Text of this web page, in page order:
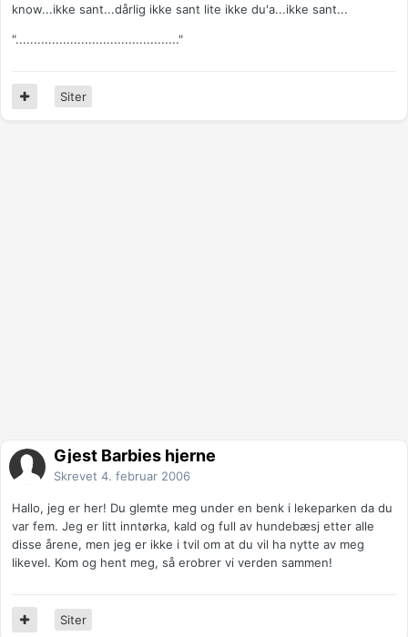
know...ikke sant...dårlig ikke sant lite ikke du'a...ikke sant...
"............................................."
Siter
Gjest Barbies hjerne
Skrevet 4. februar 2006
Hallo, jeg er her! Du glemte meg under en benk i lekeparken da du
var fem. Jeg er litt inntørka, kald og full av hundebæsj etter alle
disse årene, men jeg er ikke i tvil om at du vil ha nytte av meg
likevel. Kom og hent meg, så erobrer vi verden sammen!
Siter